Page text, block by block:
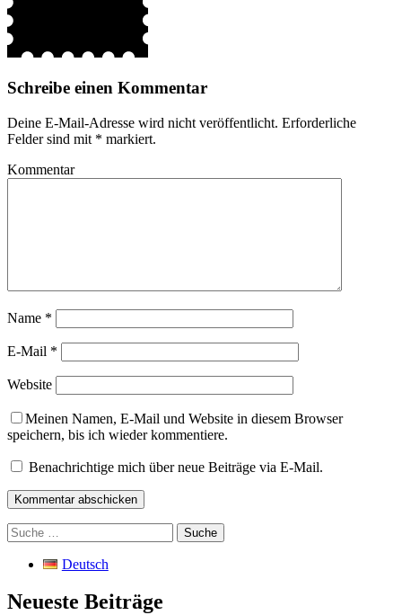
Schreibe einen Kommentar
Deine E-Mail-Adresse wird nicht veröffentlicht. Erforderliche
Felder sind mit * markiert.
Kommentar
Name *
E-Mail *
Website
Meinen Namen, E-Mail und Website in diesem Browser
speichern, bis ich wieder kommentiere.
Benachrichtige mich über neue Beiträge via E-Mail.
Suche
nach:
Deutsch
Neueste Beiträge